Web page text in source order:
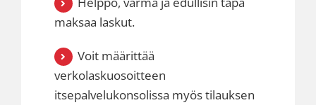
maksaa laskut.
Voit määrittää
verkolaskuosoitteen
itsepalvelukonsolissa myös tilauksen